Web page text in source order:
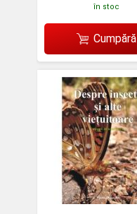
în stoc
Cumpără